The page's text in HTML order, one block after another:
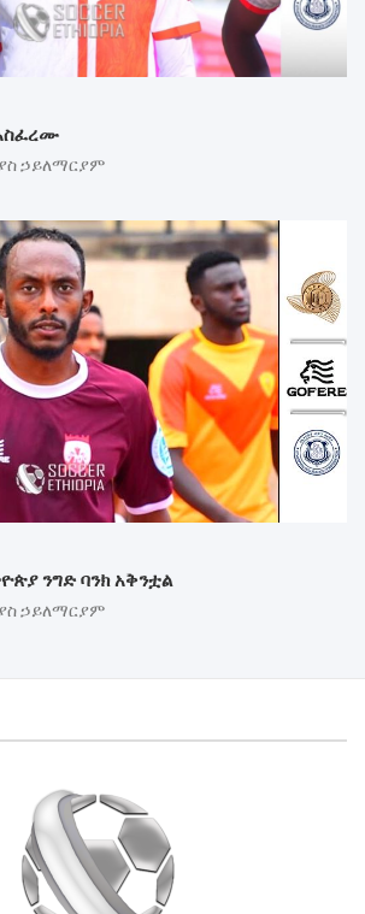
ኃይለማርያም
ንግድ ባንክ አቅንቷል
ኃይለማርያም